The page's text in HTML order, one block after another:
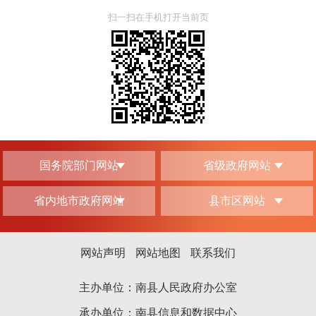
扫一扫在手机打开当前页
国务院部门网站 省级政府网站
省内地市政府网站 县市区网站
网站声明 网站地图 联系我们
主办单位：南县人民政府办公室
承办单位：南县信息和数据中心